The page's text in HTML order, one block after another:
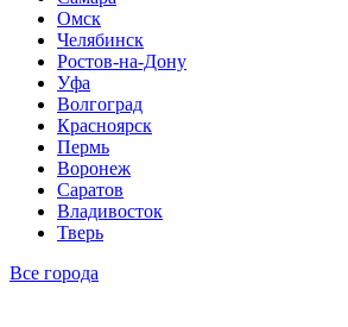
Омск
Челябинск
Ростов-на-Дону
Уфа
Волгоград
Красноярск
Пермь
Воронеж
Саратов
Владивосток
Тверь
Все города